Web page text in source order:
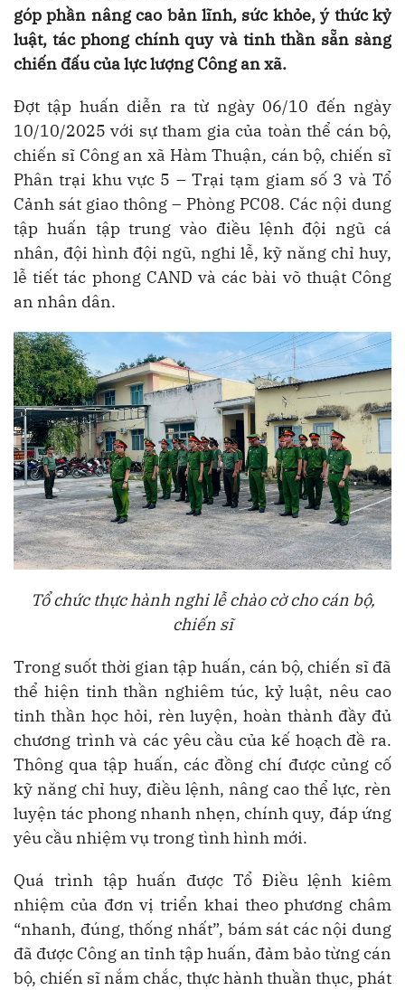
góp phần nâng cao bản lĩnh, sức khỏe, ý thức kỷ
luật, tác phong chính quy và tinh thần sẵn sàng
chiến đấu của lực lượng Công an xã.
Đợt tập huấn diễn ra từ ngày 06/10 đến ngày
10/10/2025 với sự tham gia của toàn thể cán bộ,
chiến sĩ Công an xã Hàm Thuận, cán bộ, chiến sĩ
Phân trại khu vực 5 – Trại tạm giam số 3 và Tổ
Cảnh sát giao thông – Phòng PC08. Các nội dung
tập huấn tập trung vào điều lệnh đội ngũ cá
nhân, đội hình đội ngũ, nghi lễ, kỹ năng chỉ huy,
lễ tiết tác phong CAND và các bài võ thuật Công
an nhân dân.
Tổ chức thực hành nghi lễ chào cờ cho cán bộ,
chiến sĩ
Trong suốt thời gian tập huấn, cán bộ, chiến sĩ đã
thể hiện tinh thần nghiêm túc, kỷ luật, nêu cao
tinh thần học hỏi, rèn luyện, hoàn thành đầy đủ
chương trình và các yêu cầu của kế hoạch đề ra.
Thông qua tập huấn, các đồng chí được củng cố
kỹ năng chỉ huy, điều lệnh, nâng cao thể lực, rèn
luyện tác phong nhanh nhẹn, chính quy, đáp ứng
yêu cầu nhiệm vụ trong tình hình mới.
Quá trình tập huấn được Tổ Điều lệnh kiêm
nhiệm của đơn vị triển khai theo phương châm
“nhanh, đúng, thống nhất”, bám sát các nội dung
đã được Công an tỉnh tập huấn, đảm bảo từng cán
bộ, chiến sĩ nắm chắc, thực hành thuần thục, phát